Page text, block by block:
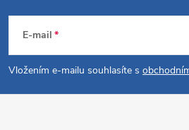
p
a
E-mail
Vložením e-mailu souhlasíte s